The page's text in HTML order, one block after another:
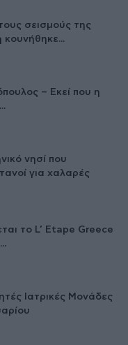
σεισμούς της
κουνήθηκε...
– Εκεί που η
νησί που
για χαλαρές
το L’ Etape Greece
Ιατρικές Μονάδες